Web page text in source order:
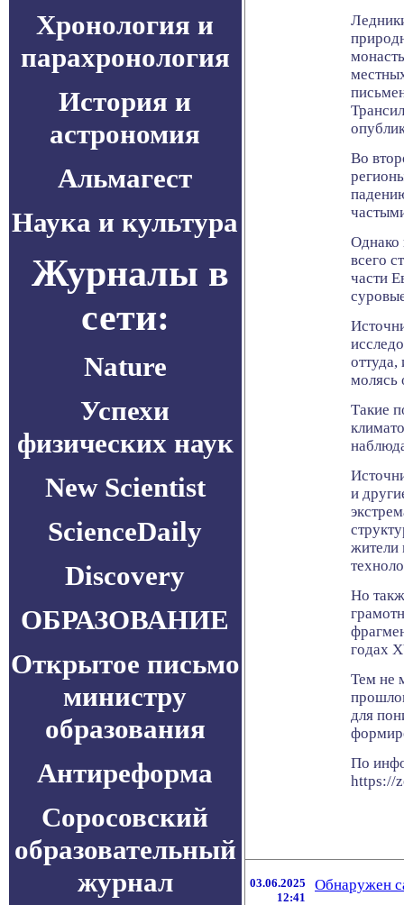
Хронология и
парахронология
История и
астрономия
Альмагест
Наука и культура
Журналы в
сети:
Nature
Успехи
физических наук
New Scientist
ScienceDaily
Discovery
ОБРАЗОВАНИЕ
Открытое письмо
министру
образования
Антиреформа
Соросовский
образовательный
журнал
Во
Однако
всего
части
молясь
Такие
и
жители
Но
годах
Тем не
для
По
https://
03.06.2025
12:41
Обнаружен